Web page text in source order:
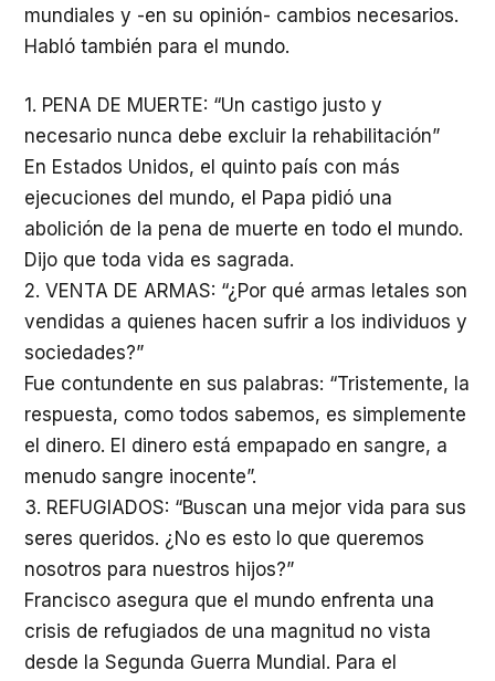
mundiales y -en su opinión- cambios necesarios.
Habló también para el mundo.
1. PENA DE MUERTE: “Un castigo justo y
necesario nunca debe excluir la rehabilitación”
En Estados Unidos, el quinto país con más
ejecuciones del mundo, el Papa pidió una
abolición de la pena de muerte en todo el mundo.
Dijo que toda vida es sagrada.
2. VENTA DE ARMAS: “¿Por qué armas letales son
vendidas a quienes hacen sufrir a los individuos y
sociedades?”
Fue contundente en sus palabras: “Tristemente, la
respuesta, como todos sabemos, es simplemente
el dinero. El dinero está empapado en sangre, a
menudo sangre inocente”.
3. REFUGIADOS: “Buscan una mejor vida para sus
seres queridos. ¿No es esto lo que queremos
nosotros para nuestros hijos?”
Francisco asegura que el mundo enfrenta una
crisis de refugiados de una magnitud no vista
desde la Segunda Guerra Mundial. Para el